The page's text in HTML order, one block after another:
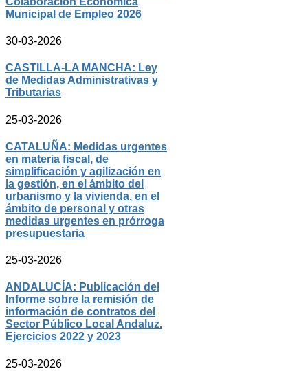
Municipal de Empleo 2026
30-03-2026
CASTILLA-LA MANCHA: Ley
de Medidas Administrativas y
Tributarias
25-03-2026
CATALUÑA: Medidas urgentes
en materia fiscal, de
simplificación y agilización en
la gestión, en el ámbito del
urbanismo y la vivienda, en el
ámbito de personal y otras
medidas urgentes en prórroga
presupuestaria
25-03-2026
ANDALUCÍA: Publicación del
Informe sobre la remisión de
información de contratos del
Sector Público Local Andaluz.
Ejercicios 2022 y 2023
25-03-2026